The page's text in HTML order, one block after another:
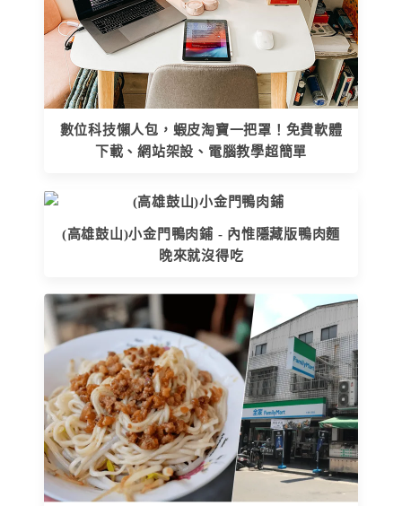
數位科技懶人包，蝦皮淘寶一把罩！免費軟體
下載、網站架設、電腦教學超簡單
(高雄鼓山)小金門鴨肉鋪 - 內惟隱藏版鴨肉麵
晚來就沒得吃